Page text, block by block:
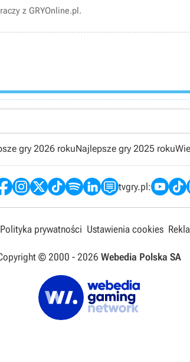
z GRYOnline.pl.
gry 2026 rokuNajlepsze gry 2025 roku
tvgry.pl:
Polityka prywatności Ustawienia cookies
© 2000 - 2026 Webedia Polska SA